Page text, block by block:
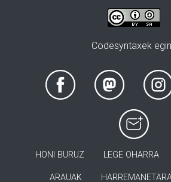
Codesyntaxek
HONI BURUZ LEGE OHARRA
ARAUAK